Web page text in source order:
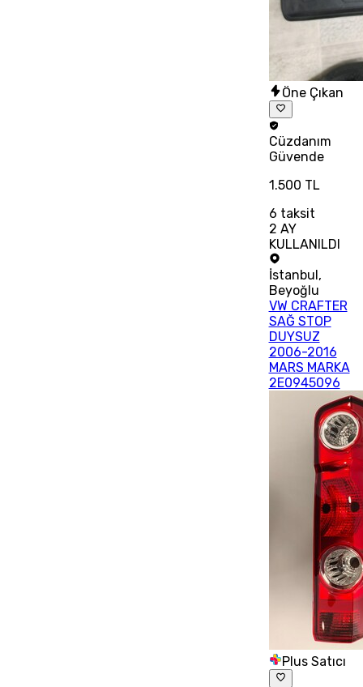
Öne Çıkan
Cüzdanım
Güvende
1.500 TL
6 taksit
2 AY
KULLANILDI
İstanbul ,
Beyoğlu
VW CRAFTER
SAĞ STOP
DUYSUZ
2006-2016
MARS MARKA
2E0945096
Plus Satıcı